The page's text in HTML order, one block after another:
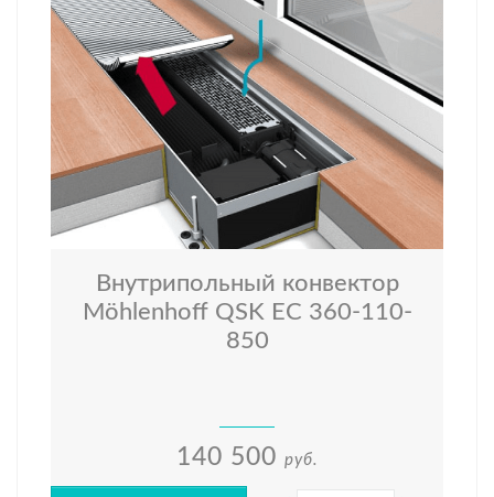
Внутрипольный конвектор
Möhlenhoff QSK EC 360-110-
850
140 500 руб.